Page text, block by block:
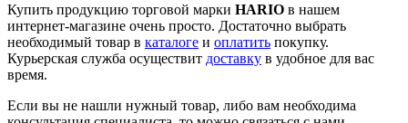
Купить продукцию торговой марки HARIO в нашем
интернет-магазине очень просто. Достаточно выбрать
необходимый товар в каталоге и оплатить покупку.
Курьерская служба осуществит доставку в удобное для вас
время.
Если вы не нашли нужный товар, либо вам необходима